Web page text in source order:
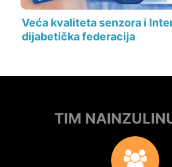
Veća kvaliteta senzora i
dijabetička federacija
TIM